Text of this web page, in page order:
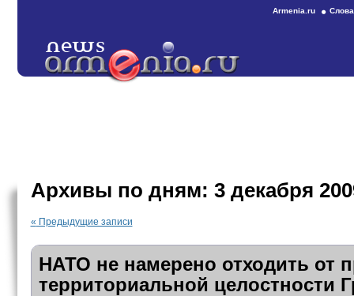
Armenia.ru
Архивы по дням: 3 декабря
« Предыдущие записи
НАТО не намерено отходить от
территориальной целостности